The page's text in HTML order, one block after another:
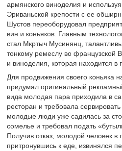
армянского виноделия и
Эриваньской крепости с ее
Шустов переоборудовал
вин и коньяков. Главным
стал Мкртыч Мусинянц,
тонкому ремеслу во французской
и виноделия, которая находится в
Для продвижения своего коньяка
придумал оригинальный
вида молодая пара приходила в
ресторан и требовала
молодые люди уже садилась за
сомелье и требовал подать
Получив отказ, молодой человек в
притронувшись к еде, извинялся